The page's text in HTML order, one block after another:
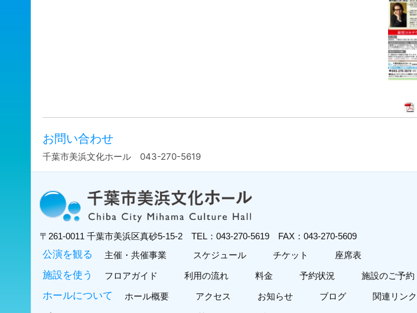
お問い合わせ
千葉市美浜文化ホール 043-270-5619
〒261-0011 千葉市美浜区真砂5-15-2 TEL：043-270-5619 FAX：043-270-5609
公演を観る 主催・共催事業 スケジュール チケット 座席表
施設を使う フロアガイド 利用の流れ 料金 予約状況 施設のご予約
ホールについて ホール概要 アクセス お知らせ ブログ 関連リンク